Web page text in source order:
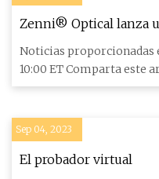
Zenni® Optical lanza
"certificada por la
Palmer
Noticias proporcionadas
10:00 ET Comparta este
la campaña
Sep 04, 2023
El probador virtual